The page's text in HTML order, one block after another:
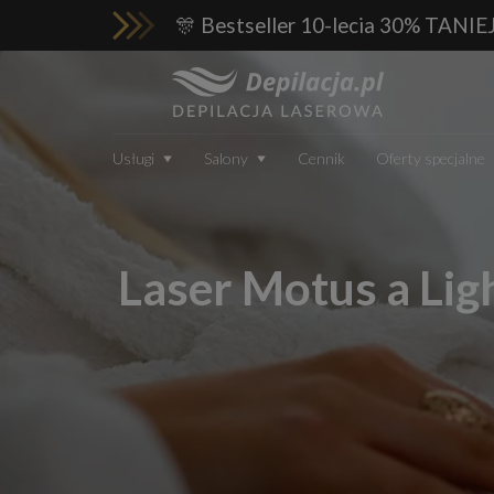
🎊 Bestseller 10-lecia 30%
Usługi Salony Cennik Oferty specjalne
Laser Motus a